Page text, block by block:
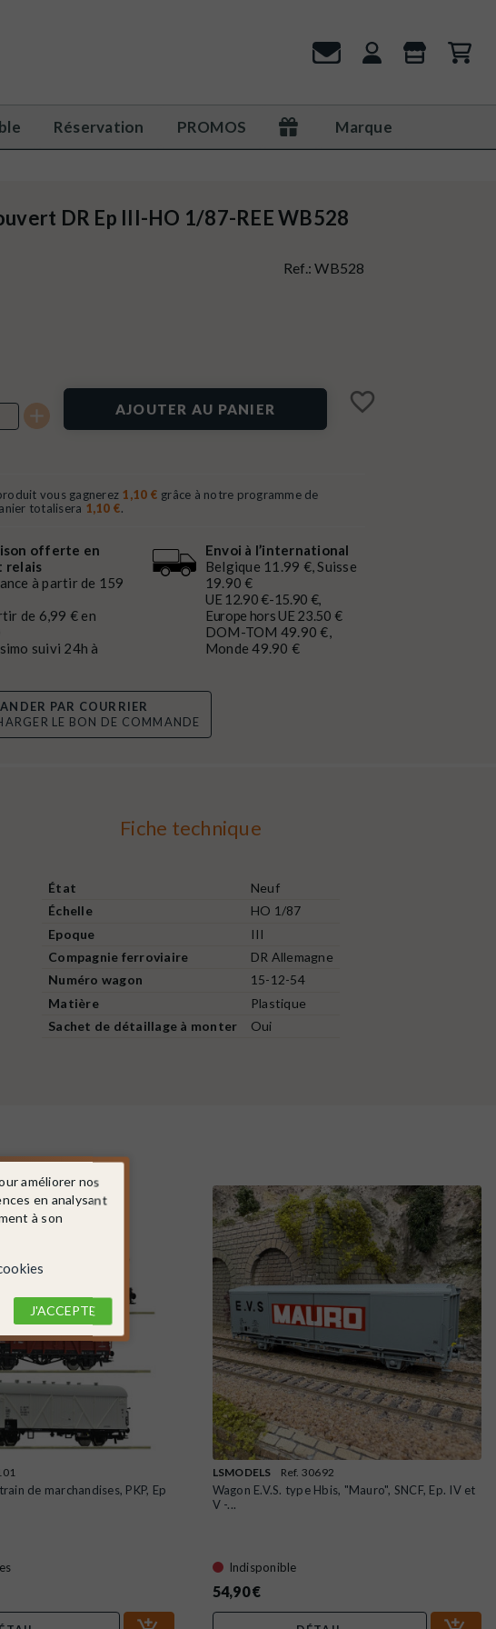
Réservation PROMOS Marque
DR Ep III-HO 1/87-REE WB528
Ref.:WB528
AJOUTER AU PANIER favorite_border
vous gagnerez 1,10 € grâce à notre programme de
totalisera 1,10 €.
offerte en
relais
à partir de 159
de 6,99 € en
suivi 24h à
Envoi à l’international
Belgique 11.99 €, Suisse
19.90 €
UE 12.90 €-15.90 €,
Europe hors UE 23.50 €
DOM-TOM 49.90 €,
Monde 49.90 €
PAR COURRIER
LE BON DE COMMANDE
Fiche technique
État
Neuf
Échelle
HO 1/87
Epoque
III
Compagnie ferroviaire
DR Allemagne
Numéro wagon
15-12-54
Matière
Plastique
Sachet de détaillage à monter
Oui
de marchandises, PKP, Ep
LSMODELS Ref. 30692
Wagon E.V.S. type Hbis, "Mauro", SNCF, Ep. IV et
V -...
Indisponible
54,90 €
améliorer nos
en analysant
à son
J'ACCEPTE